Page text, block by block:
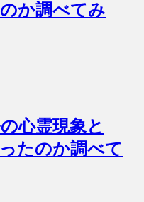
か調べてみ
心霊現象と
たのか調べて